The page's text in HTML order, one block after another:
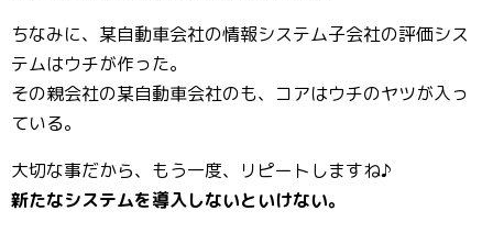
ちなみに、某自動車会社の情報システム子会社の評価シス
テムはウチが作った。
その親会社の某自動車会社のも、コアはウチのヤツが入っ
ている。
大切な事だから、もう一度、リピートしますね♪
新たなシステムを導入しないといけない。